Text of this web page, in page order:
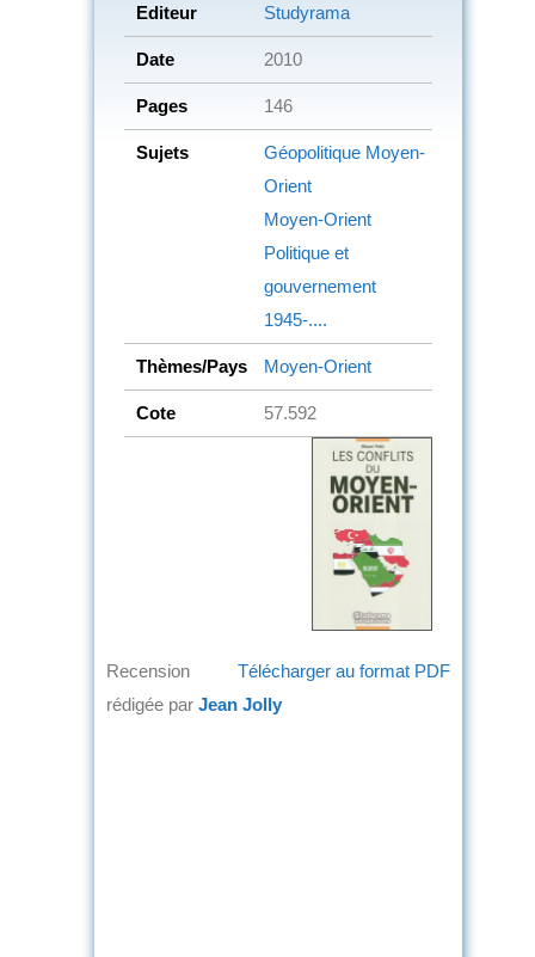
Editeur Studyrama
Date 2010
Pages 146
Sujets Géopolitique Moyen-
Orient
Moyen-Orient
Politique et
gouvernement
1945-....
Thèmes/Pays Moyen-Orient
Cote 57.592
Télécharger au format PDF
Recension
rédigée par Jean Jolly